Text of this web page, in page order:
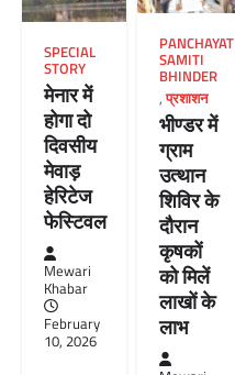
SPECIAL
STORY
मेनार में
होगा दो
दिवसीय
मेवाड़
हेरिटेज
फेस्टिवल
Mewari
Khabar
February
10, 2026
PANCHAYAT
SAMITI
BHINDER
,प्रशाशन
भीण्डर में
ग्राम
उत्थान
शिविर के
दौरान
कृषकों
को मिलें
लाखों के
लाभ